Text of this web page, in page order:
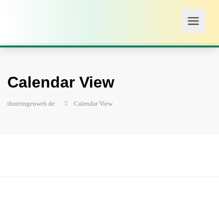
Calendar View
thueringenweb.de Calendar View